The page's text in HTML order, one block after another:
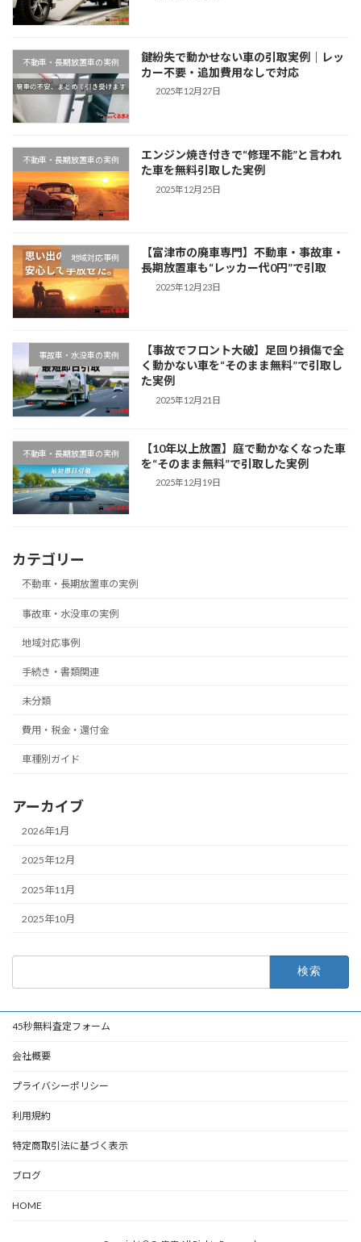
不動車・長期放置車の実例
鍵紛失で動かせない車の引取実例｜レッ
カー不要・追加費用なしで対応
2025年12月27日
不動車・長期放置車の実例
エンジン焼き付きで“修理不能”と言われ
た車を無料引取した実例
2025年12月25日
地域対応事例
【富津市の廃車専門】不動車・事故車・
長期放置車も“レッカー代0円”で引取
2025年12月23日
事故車・水没車の実例
【事故でフロント大破】足回り損傷で全
く動かない車を“そのまま無料”で引取し
た実例
2025年12月21日
不動車・長期放置車の実例
【10年以上放置】庭で動かなくなった車
を“そのまま無料”で引取した実例
2025年12月19日
カテゴリー
不動車・長期放置車の実例
事故車・水没車の実例
地域対応事例
手続き・書類関連
未分類
費用・税金・還付金
車種別ガイド
アーカイブ
2026年1月
2025年12月
2025年11月
2025年10月
45秒無料査定フォーム
会社概要
プライバシーポリシー
利用規約
特定商取引法に基づく表示
ブログ
HOME